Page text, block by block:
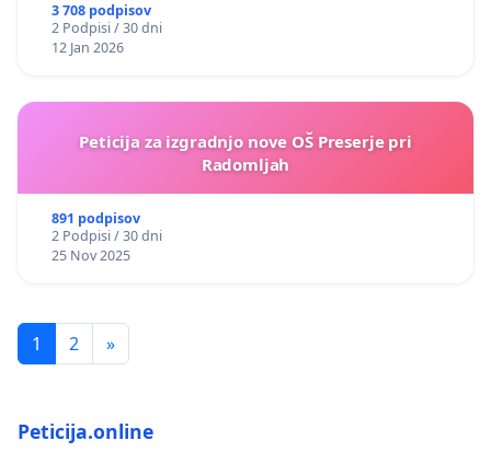
3 708 podpisov
2 Podpisi / 30 dni
12 Jan 2026
Peticija za izgradnjo nove OŠ Preserje pri
Radomljah
891 podpisov
2 Podpisi / 30 dni
25 Nov 2025
1 2 »
Peticija.online